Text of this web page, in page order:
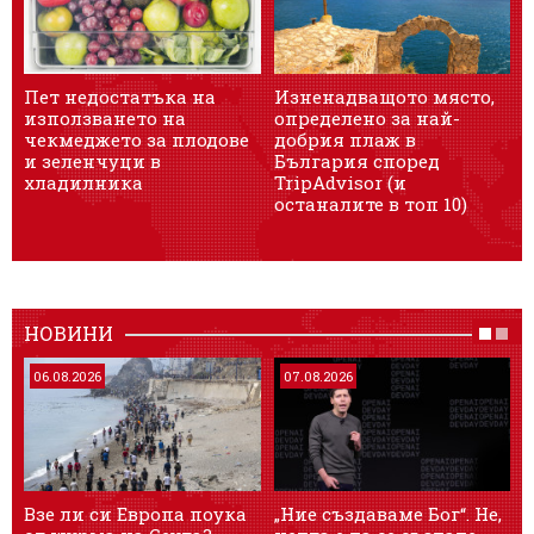
Пет недостатъка на
използването на
чекмеджето за плодове
и зеленчуци в
хладилника
Изненадващото място,
определено за най-
добрия плаж в
България според
TripAdvisor (и
останалите в топ 10)
НОВИНИ
06.08.2026
Взе ли си Европа поука
07.08.2026
„Ние създаваме Бог“. Не,